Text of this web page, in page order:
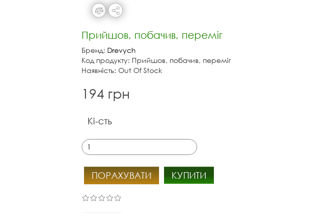
Прийшов, побачив, переміг
Бренд: Drevych
Код продукту: Прийшов, побачив, переміг
Наявність: Out Of Stock
194 грн
Кі-сть
ПОРАХУВАТИ КУПИТИ